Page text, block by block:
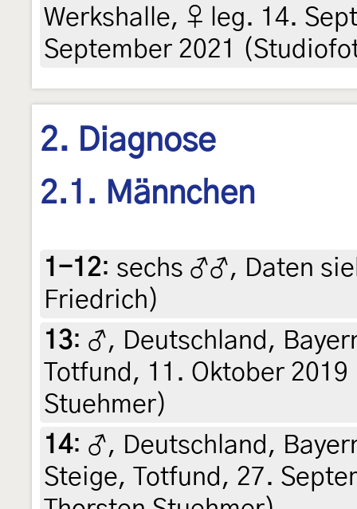
Werkshalle, ♀ leg. 14.
September 2021
2. Diagnose
2.1. Männchen
1-12: sechs ♂♂, Daten
Friedrich)
13: ♂, Deutschland,
Totfund, 11. Oktober
Stuehmer)
14: ♂, Deutschland,
Steige, Totfund, 27.